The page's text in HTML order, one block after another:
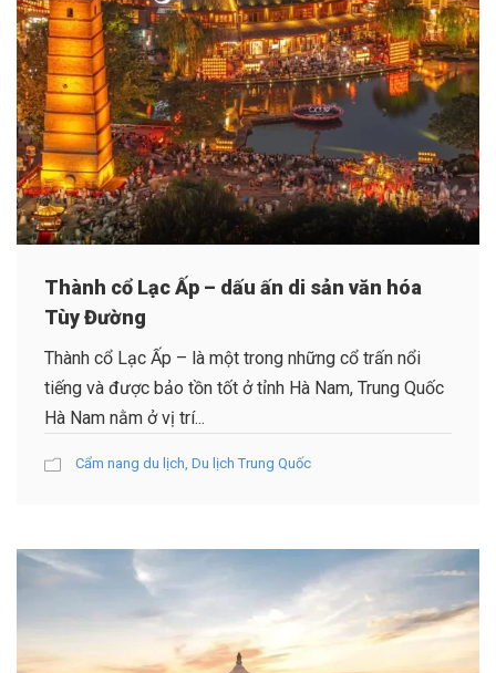
Thành cổ Lạc Ấp – dấu ấn di sản văn hóa
Tùy Đường
Thành cổ Lạc Ấp – là một trong những cổ trấn nổi
tiếng và được bảo tồn tốt ở tỉnh Hà Nam, Trung Quốc
Hà Nam nằm ở vị trí...
Cẩm nang du lịch Du lịch Trung Quốc